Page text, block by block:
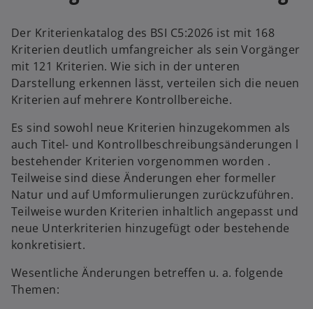
Der Kriterienkatalog des BSI C5:2026 ist mit 168
Kriterien deutlich umfangreicher als sein Vorgänger
mit 121 Kriterien. Wie sich in der unteren
Darstellung erkennen lässt, verteilen sich die neuen
Kriterien auf mehrere Kontrollbereiche.
Es sind sowohl neue Kriterien hinzugekommen als
auch Titel- und Kontrollbeschreibungsänderungen l
bestehender Kriterien vorgenommen worden .
Teilweise sind diese Änderungen eher formeller
Natur und auf Umformulierungen zurückzuführen.
Teilweise wurden Kriterien inhaltlich angepasst und
neue Unterkriterien hinzugefügt oder bestehende
konkretisiert.
Wesentliche Änderungen betreffen u. a. folgende
Themen: